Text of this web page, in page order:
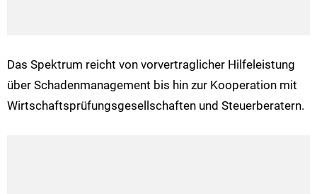
Das Spektrum reicht von vorvertraglicher Hilfeleistung
über Schadenmanagement bis hin zur Kooperation mit
Wirtschaftsprüfungsgesellschaften und Steuerberatern.